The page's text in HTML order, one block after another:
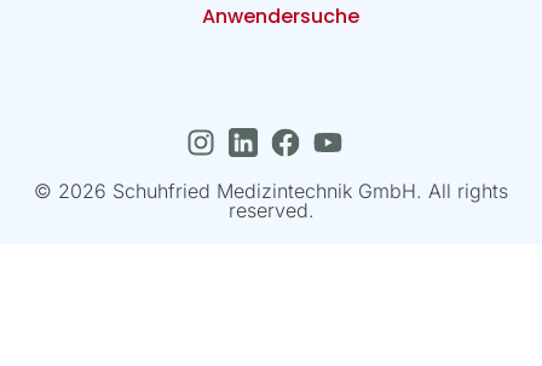
Anwendersuche
© 2026 Schuhfried Medizintechnik GmbH. All rights
reserved.